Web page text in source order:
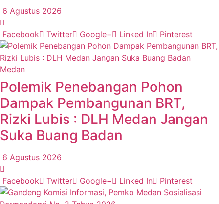
6 Agustus 2026
Facebook Twitter Google+ Linked In Pinterest
Medan
Polemik Penebangan Pohon
Dampak Pembangunan BRT,
Rizki Lubis : DLH Medan Jangan
Suka Buang Badan
6 Agustus 2026
Facebook Twitter Google+ Linked In Pinterest